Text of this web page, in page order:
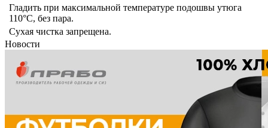
Гладить при максимальной температуре подошвы утюга
110°C, без пара.
Сухая чистка запрещена.
Новости